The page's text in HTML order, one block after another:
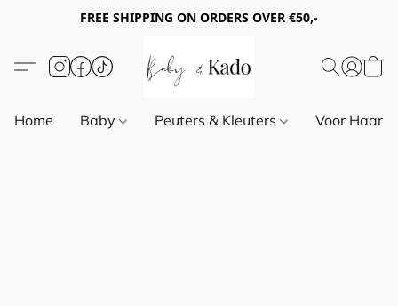
FREE SHIPPING ON ORDERS OVER €50,-
Home Baby Peuters & Kleuters Voor Haar